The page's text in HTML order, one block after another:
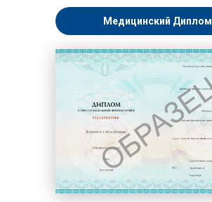
Медицинский Диплом